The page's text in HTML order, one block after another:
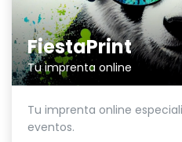
FiestaPrint
Tu imprenta online
Tu imprenta online
eventos.